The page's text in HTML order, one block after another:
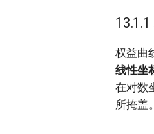
权益曲
线性坐
在对数
所掩盖。